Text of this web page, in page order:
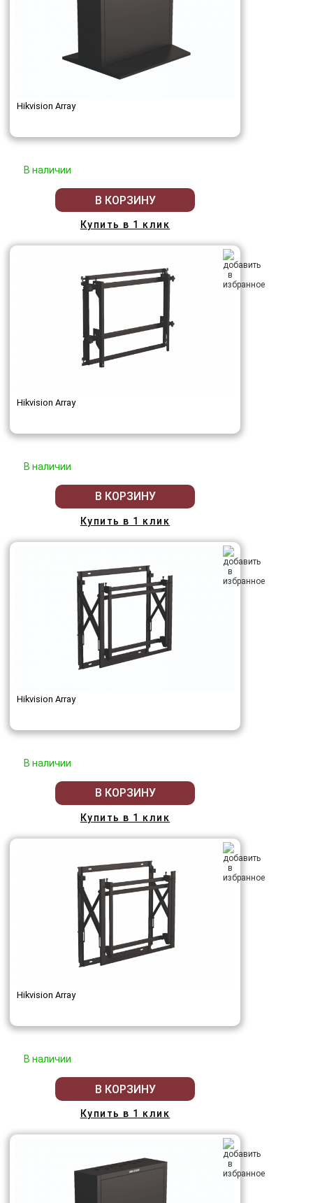
Hikvision Array
В наличии
В КОРЗИНУ
Купить в 1 клик
Hikvision Array
В наличии
В КОРЗИНУ
Купить в 1 клик
Hikvision Array
В наличии
В КОРЗИНУ
Купить в 1 клик
Hikvision Array
В наличии
В КОРЗИНУ
Купить в 1 клик